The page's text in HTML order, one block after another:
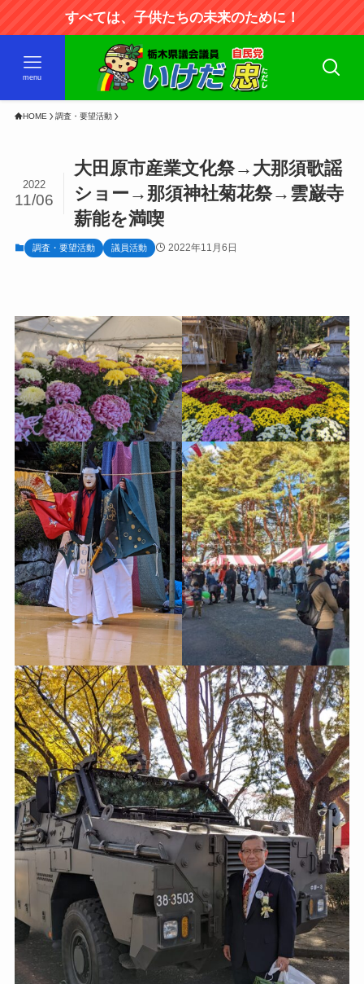
すべては、子供たちの未来のために！
menu
HOME 調査・要望活動
大田原市産業文化祭→大那須歌謡
ショー→那須神社菊花祭→雲巌寺
薪能を満喫
2022
11/06
調査・要望活動 議員活動 2022年11月6日